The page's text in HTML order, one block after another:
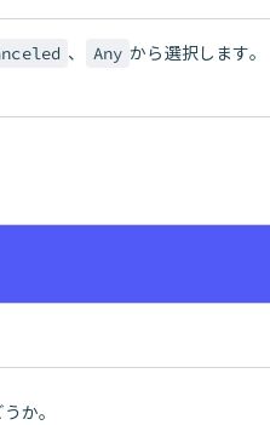
、 Any から選択します
か。